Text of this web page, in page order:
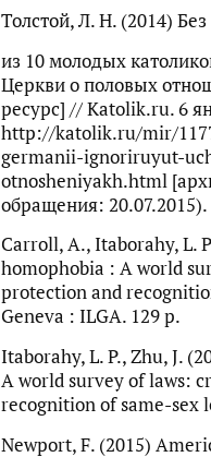
Толстой, Л. Н. (2014)
из 10 молодых
Церкви о половых
ресурс] // Katolik.ru. 6
http://katolik.ru/mir/
germanii-ignoriruyut-
otnosheniyakh.html
обращения: 20.07.2015).
Carroll, A., Itaborahy, L.
homophobia : A world
protection and
Geneva : ILGA. 129 p.
Itaborahy, L. P., Zhu, J.
A world survey of laws:
recognition of same-sex
Newport, F. (2015)